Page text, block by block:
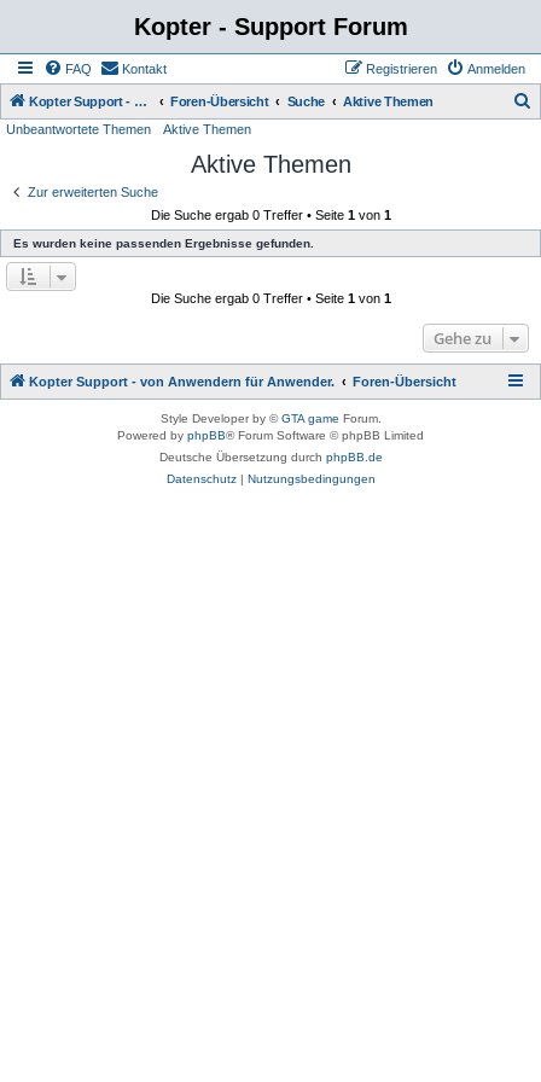
Kopter - Support Forum
FAQ Kontakt Anmelden
Registrieren
Kopter Support - von Anwendern für Anwender. Foren-Übersicht Suche Aktive Themen
Unbeantwortete Themen Aktive Themen
Aktive Themen
Zur erweiterten Suche
Die Suche ergab 0 Treffer • Seite 1von 1
Es wurden keine passenden Ergebnisse gefunden.
Die Suche ergab 0 Treffer • Seite 1von 1
Gehe zu
Kopter Support - von Anwendern für Anwender. Foren-Übersicht
Style Developer by ©GTA game Forum.
Powered by phpBB® Forum Software © phpBB Limited
Deutsche Übersetzung durch phpBB.de
Datenschutz| Nutzungsbedingungen